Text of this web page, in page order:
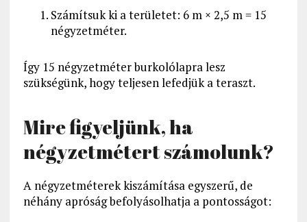
Számítsuk ki a területet: 6 m × 2,5 m = 15
négyzetméter.
Így 15 négyzetméter burkolólapra lesz
szükségünk, hogy teljesen lefedjük a teraszt.
Mire figyeljünk, ha
négyzetmétert számolunk?
A négyzetméterek kiszámítása egyszerű, de
néhány apróság befolyásolhatja a pontosságot: